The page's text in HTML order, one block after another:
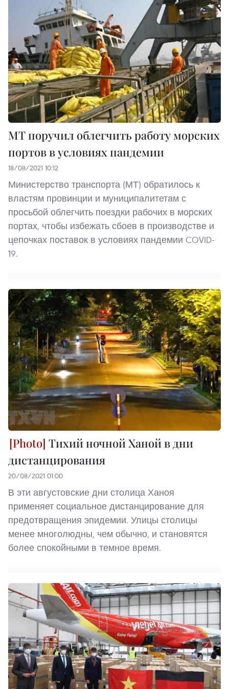
МТ поручил облегчить работу морских
портов в условиях пандемии
18/08/2021 10:12
Министерство транспорта (МТ) обратилось к
властям провинции и муниципалитетам с
просьбой облегчить поездки рабочих в морских
портах, чтобы избежать сбоев в производстве и
цепочках поставок в условиях пандемии COVID-
19.
Тихий ночной Ханой в дни
дистанцирования
20/08/2021 01:00
В эти августовские дни столица Ханоя
применяет социальное дистанцирование для
предотвращения эпидемии. Улицы столицы
менее многолюдны, чем обычно, и становятся
более спокойными в темное время.